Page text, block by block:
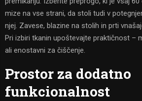
mize na vse strani, da stoli tudi v
njej. Zavese, blazine na stolih in prti
Pri izbiri tkanin upoštevajte praktičnost –
ali enostavni za čiščenje.
Prostor za dodatno
funkcionalnost